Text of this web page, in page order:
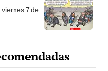
7 de